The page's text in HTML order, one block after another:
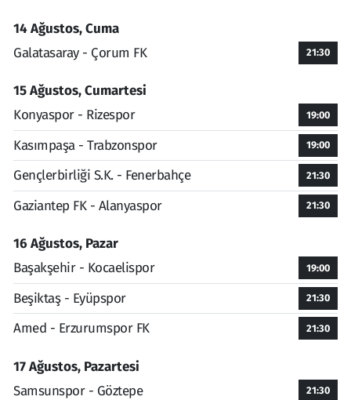
14 Ağustos, Cuma
Galatasaray - Çorum FK
21:30
15 Ağustos, Cumartesi
Konyaspor - Rizespor
19:00
Kasımpaşa - Trabzonspor 19:00
Gençlerbirliği S.K. - Fenerbahçe 21:30
Gaziantep FK - Alanyaspor 21:30
16 Ağustos, Pazar
Başakşehir - Kocaelispor
19:00
Beşiktaş - Eyüpspor 21:30
Amed - Erzurumspor FK 21:30
17 Ağustos, Pazartesi
Samsunspor - Göztepe
21:30